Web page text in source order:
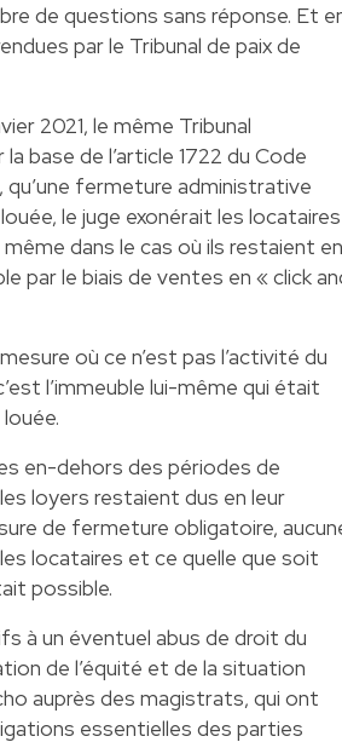
de questions sans réponse. Et
par le Tribunal de paix de
2021, le même Tribunal
base de l’article 1722 du Code
qu’une fermeture administrative
le juge exonérait les locataires
dans le cas où ils restaient en
par le biais de ventes en « click
où ce n’est pas l’activité du
l’immeuble lui-même qui était
en-dehors des périodes de
loyers restaient dus en leur
de fermeture obligatoire,
locataires et ce quelle que soit
possible.
à un éventuel abus de droit du
de l’équité et de la situation
auprès des magistrats, qui ont
essentielles des parties